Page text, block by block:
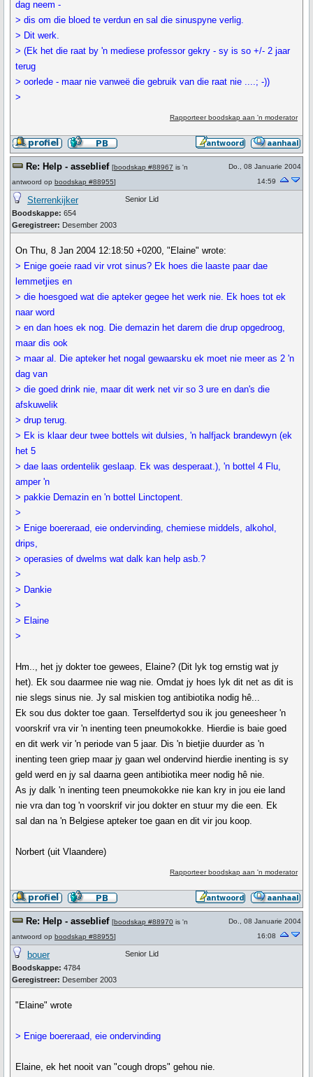
dag neem -
> dis om die bloed te verdun en sal die sinuspyne verlig.
> Dit werk.
> (Ek het die raat by 'n mediese professor gekry - sy is so +/- 2 jaar
terug
> oorlede - maar nie vanweë die gebruik van die raat nie ....; -))
>
Rapporteer boodskap aan 'n moderator
Re: Help - asseblief [boodskap #88967 is 'n
antwoord op boodskap #88955]
Do., 08 Januarie 2004
14:59
Sterrenkijker
Boodskappe: 654
Geregistreer: Desember 2003
Senior Lid
On Thu, 8 Jan 2004 12:18:50 +0200, "Elaine" wrote:
> Enige goeie raad vir vrot sinus? Ek hoes die laaste paar dae
lemmetjies en
> die hoesgoed wat die apteker gegee het werk nie. Ek hoes tot ek
naar word
> en dan hoes ek nog. Die demazin het darem die drup opgedroog,
maar dis ook
> maar al. Die apteker het nogal gewaarsku ek moet nie meer as 2 'n
dag van
> die goed drink nie, maar dit werk net vir so 3 ure en dan's die
afskuwelik
> drup terug.
> Ek is klaar deur twee bottels wit dulsies, 'n halfjack brandewyn (ek
het 5
> dae laas ordentelik geslaap. Ek was desperaat.), 'n bottel 4 Flu,
amper 'n
> pakkie Demazin en 'n bottel Linctopent.
>
> Enige boereraad, eie ondervinding, chemiese middels, alkohol,
drips,
> operasies of dwelms wat dalk kan help asb.?
>
> Dankie
>
> Elaine
>
Hm.., het jy dokter toe gewees, Elaine? (Dit lyk tog ernstig wat jy
het). Ek sou daarmee nie wag nie. Omdat jy hoes lyk dit net as dit is
nie slegs sinus nie. Jy sal miskien tog antibiotika nodig hê...
Ek sou dus dokter toe gaan. Terselfdertyd sou ik jou geneesheer 'n
voorskrif vra vir 'n inenting teen pneumokokke. Hierdie is baie goed
en dit werk vir 'n periode van 5 jaar. Dis 'n bietjie duurder as 'n
inenting teen griep maar jy gaan wel ondervind hierdie inenting is sy
geld werd en jy sal daarna geen antibiotika meer nodig hê nie.
As jy dalk 'n inenting teen pneumokokke nie kan kry in jou eie land
nie vra dan tog 'n voorskrif vir jou dokter en stuur my die een. Ek
sal dan na 'n Belgiese apteker toe gaan en dit vir jou koop.
Norbert (uit Vlaandere)
Rapporteer boodskap aan 'n moderator
Re: Help - asseblief [boodskap #88970 is 'n
antwoord op boodskap #88955]
Do., 08 Januarie 2004
16:08
bouer
Boodskappe: 4784
Geregistreer: Desember 2003
Senior Lid
"Elaine" wrote
> Enige boereraad, eie ondervinding
Elaine, ek het nooit van "cough drops" gehou nie.